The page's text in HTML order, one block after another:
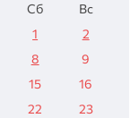
Сб
Вс
1
2
8
9
15
16
22
23